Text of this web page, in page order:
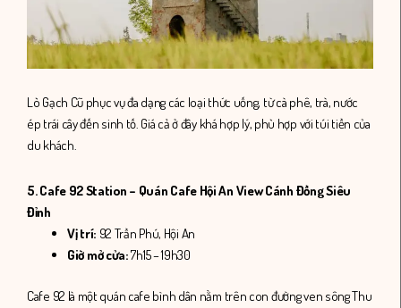
Lò Gạch Cũ phục vụ đa dạng các loại thức uống, từ cà phê, trà, nước
ép trái cây đến sinh tố. Giá cả ở đây khá hợp lý, phù hợp với túi tiền của
du khách.
5. Cafe 92 Station – Quán Cafe Hội An View Cánh Đồng Siêu
Đỉnh
Vị trí: 92 Trần Phú, Hội An
Giờ mở cửa:7h15 – 19h30
Cafe 92 là một quán cafe bình dân nằm trên con đường ven sông Thu